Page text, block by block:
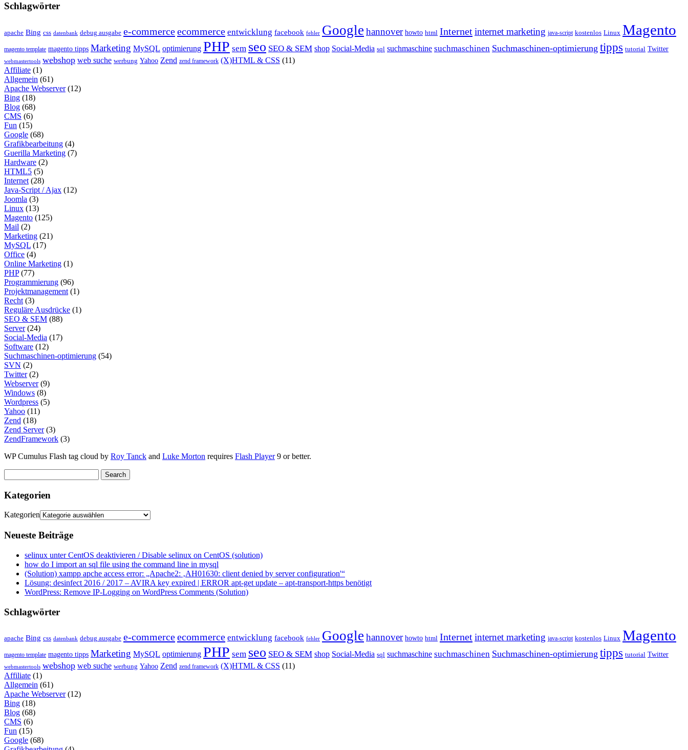
Schlagwörter
apache Bing css datenbank debug ausgabe e-commerceecommerce entwicklung facebook fehler Google hannover howto html Internetinternet marketing java-script kostenlos Linux Magento
magento template magento tipps Marketing MySQL optimierung PHP sem seo SEO & SEM shop Social-Media sql suchmaschine suchmaschinen Suchmaschinen-optimierung tipps tutorial Twitter
webmastertools webshop web suche werbung Yahoo Zend zend framework (X)HTML & CSS (11)
Affiliate (1)
Allgemein (61)
Apache Webserver(12)
Bing (18)
Blog (68)
CMS (6)
Fun (15)
Google (68)
Grafikbearbeitung (4)
Guerilla Marketing (7)
Hardware (2)
HTML5 (5)
Internet (28)
Java-Script / Ajax (12)
Joomla (3)
Linux (13)
Magento (125)
Mail (2)
Marketing (21)
MySQL (17)
Office (4)
Online Marketing (1)
PHP(77)
Programmierung (96)
Projektmanagement (1)
Recht (3)
Reguläre Ausdrücke (1)
SEO & SEM (88)
Server(24)
Social-Media (17)
Software (12)
Suchmaschinen-optimierung (54)
SVN (2)
Twitter(2)
Webserver(9)
Windows (8)
Wordpress (5)
Yahoo (11)
Zend (18)
Zend Server(3)
ZendFramework (3)
WP Cumulus Flash tag cloud by Roy Tanck and Luke Morton requires Flash Player9 or better.
Kategorien
Kategorien
Neueste Beiträge
selinux unter CentOS deaktivieren / Disable selinux on CentOS (solution)
how do I import an sql file using the command line in mysql
(Solution) xampp apche access error: „Apache2: ‚AH01630: client denied by server configuration'“
Lösung: desinfect 2016 / 2017 – AVIRA key expired | ERROR apt-get update – apt-transport-https benötigt
WordPress: Remove IP-Logging on WordPress Comments (Solution)
Schlagwörter
apache Bing css datenbank debug ausgabe e-commerceecommerce entwicklung facebook fehler Google hannover howto html Internetinternet marketing java-script kostenlos Linux Magento
magento template magento tipps Marketing MySQL optimierung PHP sem seo SEO & SEM shop Social-Media sql suchmaschine suchmaschinen Suchmaschinen-optimierung tipps tutorial Twitter
webmastertools webshop web suche werbung Yahoo Zend zend framework (X)HTML & CSS (11)
Affiliate (1)
Allgemein (61)
Apache Webserver(12)
Bing (18)
Blog (68)
CMS (6)
Fun (15)
Google (68)